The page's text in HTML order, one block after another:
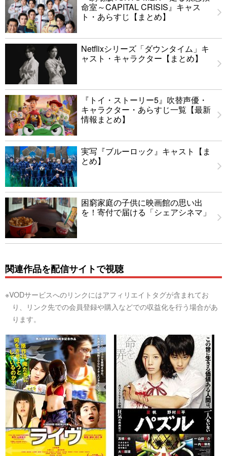
命室～CAPITAL CRISIS』キャス
ト・あらすじ【まとめ】
Netflixシリーズ「ダウンタイム」キ
ャスト・キャラクター【まとめ】
『トイ・ストーリー5』吹替声優・
キャラクター・あらすじ一覧【最新
情報まとめ】
実写『ブルーロック』キャスト【ま
とめ】
困窮家庭の子供に映画館の思い出
を！寄付で届ける「シェアシネマ」
関連作品を配信サイトで視聴
※VODサービスへのリンクにはアフィリエイトタグが含まれてお
り、リンク先での会員登録や購入などでの収益化を行う場合があ
ります。